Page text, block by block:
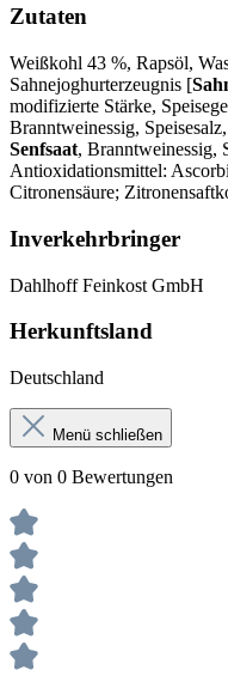
Zutaten
Weißkohl 43 %, Rapsöl,
Sahnejoghurterzeugnis [
modifizierte Stärke,
Branntweinessig, Speisesalz,
Senfsaat, Branntweinessig,
Antioxidationsmittel:
Citronensäure;
Inverkehrbringer
Dahlhoff Feinkost GmbH
Herkunftsland
Deutschland
Menü schließen
0 von 0 Bewertungen